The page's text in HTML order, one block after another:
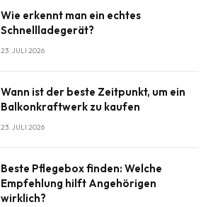
Wie erkennt man ein echtes
Schnellladegerät?
23. JULI 2026
Wann ist der beste Zeitpunkt, um ein
Balkonkraftwerk zu kaufen
23. JULI 2026
Beste Pflegebox finden: Welche
Empfehlung hilft Angehörigen
wirklich?